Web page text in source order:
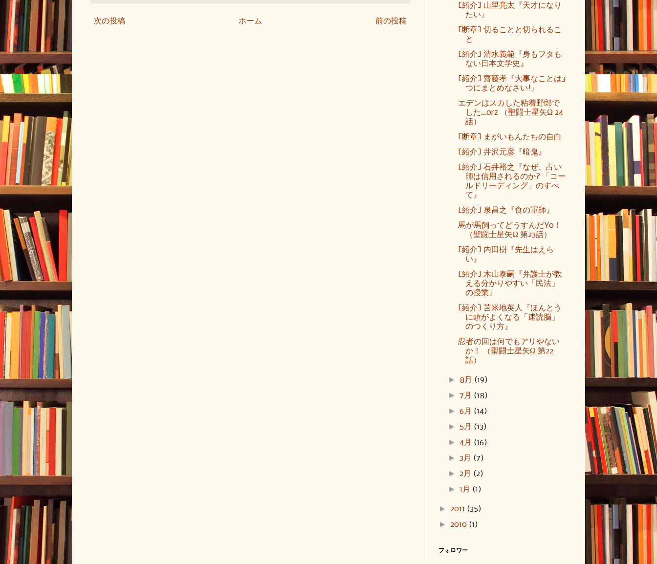
次の投稿 前の投稿
ホーム
[紹介] 山里亮太『天才になり
たい』
[断章] 切ることと切られるこ
と
[紹介] 清水義範『身もフタも
ない日本文学史』
[紹介] 齋藤孝『大事なことは3
つにまとめなさい!』
エデンはスカした粘着野郎で
した…orz （聖闘士星矢Ω 24
話）
[断章] まがいもんたちの自白
[紹介] 井沢元彦『暗鬼』
[紹介] 石井裕之『なぜ、占い
師は信用されるのか? 「コー
ルドリーディング」のすべ
て』
[紹介] 泉昌之『食の軍師』
馬が馬飼ってどうすんだYo！
（聖闘士星矢Ω 第23話）
[紹介] 内田樹『先生はえら
い』
[紹介] 木山泰嗣『弁護士が教
える分かりやすい「民法」
の授業』
[紹介] 苫米地英人『ほんとう
に頭がよくなる「速読脳」
のつくり方』
忍者の回は何でもアリやない
か！ （聖闘士星矢Ω 第22
話）
► 8月 (19)
► 7月 (18)
►6月 (14)
► 5月 (13)
►4月 (16)
►3月 (7)
► 2月 (2)
► 1月 (1)
► 2011 (35)
► 2010 (1)
フォロワー